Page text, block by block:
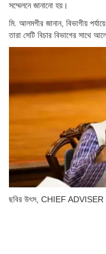
সম্মেলনে জানানো হয়।
মি. আলমগীর জানান, বিভাগীয়
তারা সেটি বিচার বিভাগের সাথে
ছবির উৎস, CHIEF